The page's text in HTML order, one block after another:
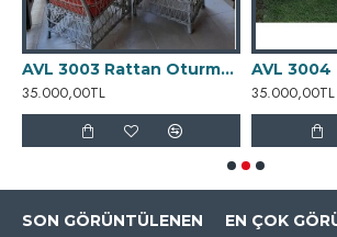
AVL 3003 Rattan Oturma Grubu
35.000,00TL 35.000,00TL
SON GÖRÜNTÜLENEN EN ÇOK